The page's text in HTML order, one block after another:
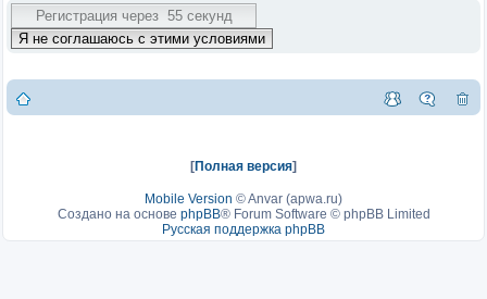
[Полная версия]
Mobile Version ©Anvar (apwa.ru)
Создано на основе phpBB® Forum Software © phpBB Limited
Русская поддержка phpBB